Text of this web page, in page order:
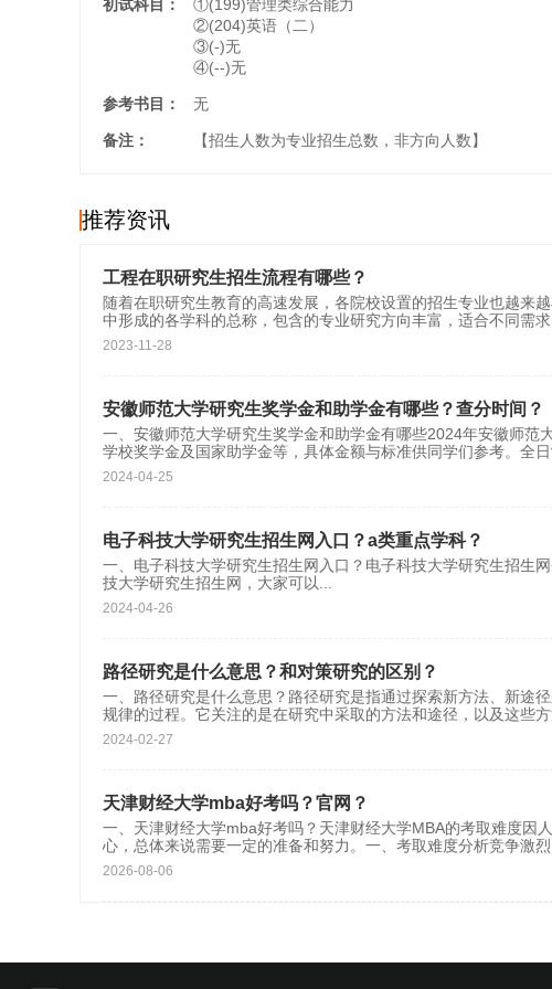
初试科目：
①(199)管理类综合能力
②(204)英语（二）
③(-)无
④(--)无
参考书目： 无
备注： 【招生人数为专业招生总数，非方向人数】
推荐资讯
工程在职研究生招生流程有哪些？
随着在职研究生教育的高速发展，各院校设置的招生专业也越来
中形成的各学科的总称，包含的专业研究方向丰富，适合不同需
2023-11-28
安徽师范大学研究生奖学金和助学金有哪些？查分时间？
一、安徽师范大学研究生奖学金和助学金有哪些2024年安徽师范
学校奖学金及国家助学金等，具体金额与标准供同学们参考。全
2024-04-25
电子科技大学研究生招生网入口？a类重点学科？
一、电子科技大学研究生招生网入口？电子科技大学研究生招生
技大学研究生招生网，大家可以
2024-04-26
路径研究是什么意思？和对策研究的区别？
一、路径研究是什么意思？路径研究是指通过探索新方法、新途
规律的过程。它关注的是在研究中采取的方法和途径，以及这些
2024-02-27
天津财经大学mba好考吗？官网？
一、天津财经大学mba好考吗？天津财经大学MBA的考取难度因
心，总体来说需要一定的准备和努力。一、考取难度分析竞争激
2026-08-06